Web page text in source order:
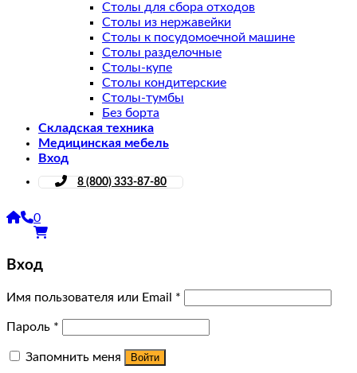
Столы для сбора отходов
Столы из нержавейки
Столы к посудомоечной машине
Столы разделочные
Столы-купе
Столы кондитерские
Столы-тумбы
Без борта
Складская техника
Медицинская мебель
Вход
8 (800) 333-87-80
0
Вход
Имя пользователя или Email *
Пароль *
Запомнить меня Войти